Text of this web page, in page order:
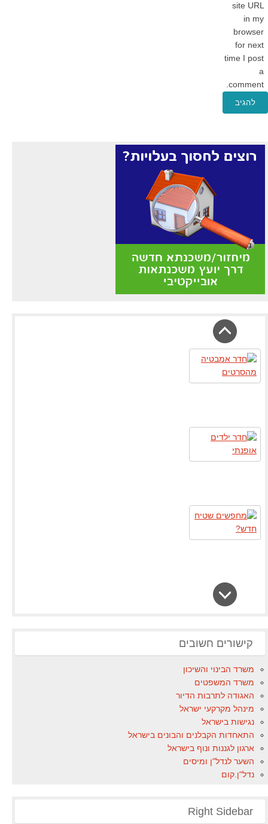
site URL
in my
browser
for next
time I post
a
comment.
קישורים חשובים
משרד הבינוי והשיכון
משרד המשפטים
האגודה לתרבות הדיור
מינהל מקרקעי ישראל
נגישות בישראל
התאחדות הקבלנים והבונים בישראל
ארגון לגננות ונוף בישראל
השער לנדל"ן ומיסים
נדל"ן.קום
Right Sidebar